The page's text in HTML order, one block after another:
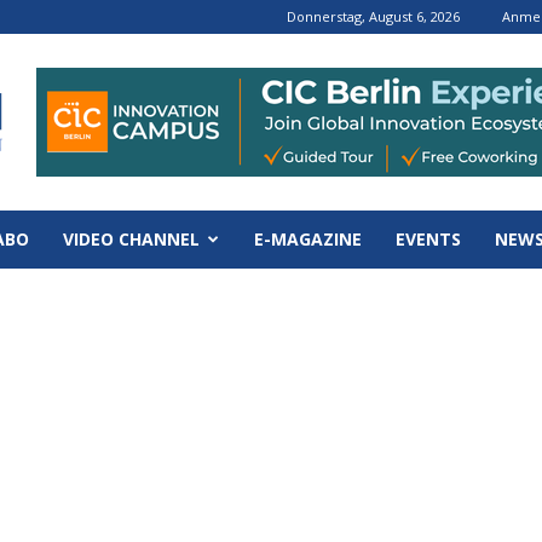
Donnerstag, August 6, 2026
VIDEO CHANNEL E-MAGAZINE EVENTS